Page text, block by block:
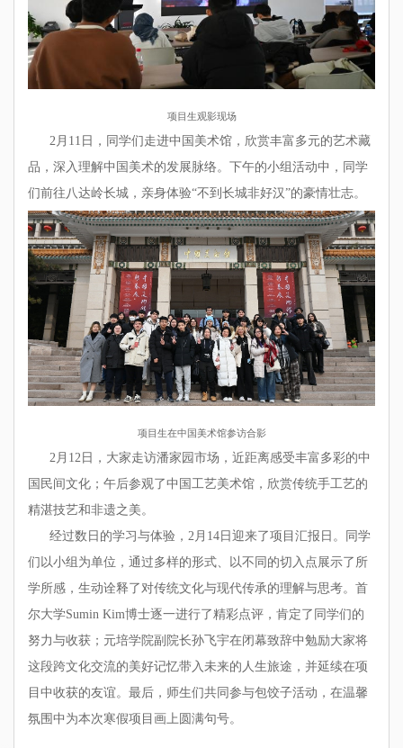
项目生观影现场
2月11日，同学们走进中国美术馆，欣赏丰富多元的艺术藏
品，深入理解中国美术的发展脉络。下午的小组活动中，同学
们前往八达岭长城，亲身体验“不到长城非好汉”的豪情壮志。
项目生在中国美术馆参访合影
2月12日，大家走访潘家园市场，近距离感受丰富多彩的中
国民间文化；午后参观了中国工艺美术馆，欣赏传统手工艺的
精湛技艺和非遗之美。
经过数日的学习与体验，2月14日迎来了项目汇报日。同学
们以小组为单位，通过多样的形式、以不同的切入点展示了所
学所感，生动诠释了对传统文化与现代传承的理解与思考。首
尔大学Sumin Kim博士逐一进行了精彩点评，肯定了同学们的
努力与收获；元培学院副院长孙飞宇在闭幕致辞中勉励大家将
这段跨文化交流的美好记忆带入未来的人生旅途，并延续在项
目中收获的友谊。最后，师生们共同参与包饺子活动，在温馨
氛围中为本次寒假项目画上圆满句号。